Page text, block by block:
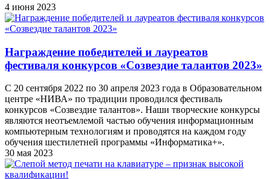
4 июня 2023
Награждение победителей и лауреатов
фестиваля конкурсов «Созвездие талантов 2023»
С 20 сентября 2022 по 30 апреля 2023 года в Образовательном
центре «НИВА» по традиции проводился фестиваль
конкурсов «Созвездие талантов». Наши творческие конкурсы
являются неотъемлемой частью обучения информационным
компьютерным технологиям и проводятся на каждом году
обучения шестилетней программы «Информатика+».
30 мая 2023